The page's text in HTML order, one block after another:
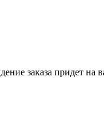
заказа придет